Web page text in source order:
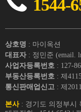
1544-
상호명 : 마이옥션
대표자 : 정민준 (email.
사업자등록번호 : 127-
부동산등록번호 : 제
통신판매업신고 : 제
본사: 경기도 의정부시